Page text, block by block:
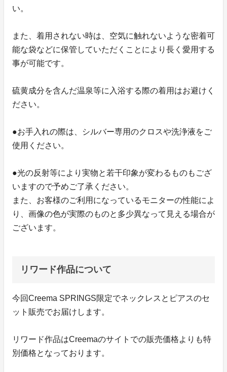
い。
また、着用されない時は、空気に触れないような密着可
能な袋などに保管していただくことにより長く愛用する
事が可能です。
硫黄成分を含んだ温泉等に入浴する際の着用はお避けく
ださい。
●お手入れの際は、シルバー専用のクロスや洗浄液をご
使用ください。
●光の反射等により実物と若干印象が変わるものもござ
いますので予めご了承ください。
また、お客様のご利用になっているモニターの性能によ
り、画像の色が実際のものと多少異なって見える場合が
ございます。
リワード作品について
今回Creema SPRINGS限定でネックレスとピアスのセ
ット販売でお届けします。
リワード作品はCreemaのサイトでの販売価格よりも特
別価格となっております。